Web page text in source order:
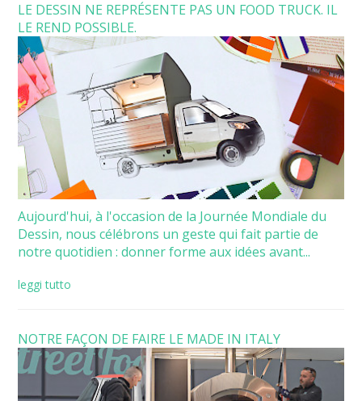
LE DESSIN NE REPRÉSENTE PAS UN FOOD TRUCK. IL
LE REND POSSIBLE.
Aujourd'hui, à l'occasion de la Journée Mondiale du
Dessin, nous célébrons un geste qui fait partie de
notre quotidien : donner forme aux idées avant...
leggi tutto
NOTRE FAÇON DE FAIRE LE MADE IN ITALY